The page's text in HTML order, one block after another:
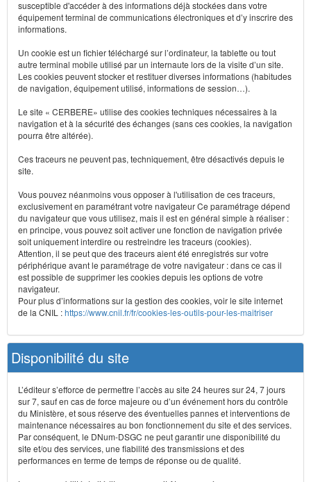
susceptible d'accéder à des informations déjà stockées dans votre
équipement terminal de communications électroniques et d’y inscrire des
informations.
Un cookie est un fichier téléchargé sur l’ordinateur, la tablette ou tout
autre terminal mobile utilisé par un internaute lors de la visite d’un site.
Les cookies peuvent stocker et restituer diverses informations (habitudes
de navigation, équipement utilisé, informations de session…).
Le site « CERBERE» utilise des cookies techniques nécessaires à la
navigation et à la sécurité des échanges (sans ces cookies, la navigation
pourra être altérée).
Ces traceurs ne peuvent pas, techniquement, être désactivés depuis le
site.
Vous pouvez néanmoins vous opposer à l'utilisation de ces traceurs,
exclusivement en paramétrant votre navigateur Ce paramétrage dépend
du navigateur que vous utilisez, mais il est en général simple à réaliser :
en principe, vous pouvez soit activer une fonction de navigation privée
soit uniquement interdire ou restreindre les traceurs (cookies).
Attention, il se peut que des traceurs aient été enregistrés sur votre
périphérique avant le paramétrage de votre navigateur : dans ce cas il
est possible de supprimer les cookies depuis les options de votre
navigateur.
Pour plus d’informations sur la gestion des cookies, voir le site internet
de la CNIL :https://www.cnil.fr/fr/cookies-les-outils-pour-les-maitriser
Disponibilité du site
L’éditeur s’efforce de permettre l’accès au site 24 heures sur 24, 7 jours
sur 7, sauf en cas de force majeure ou d’un événement hors du contrôle
du Ministère, et sous réserve des éventuelles pannes et interventions de
maintenance nécessaires au bon fonctionnement du site et des services.
Par conséquent, le DNum-DSGC ne peut garantir une disponibilité du
site et/ou des services, une fiabilité des transmissions et des
performances en terme de temps de réponse ou de qualité.